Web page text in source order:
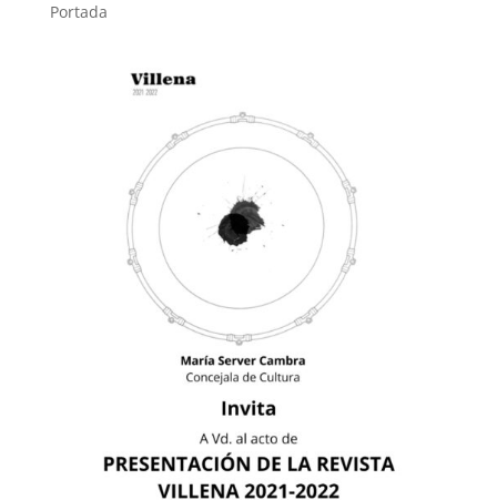
Portada